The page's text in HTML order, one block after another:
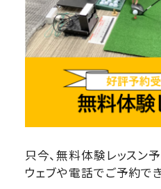
只今、無料体験レッスン
ウェブや電話でご予約でき